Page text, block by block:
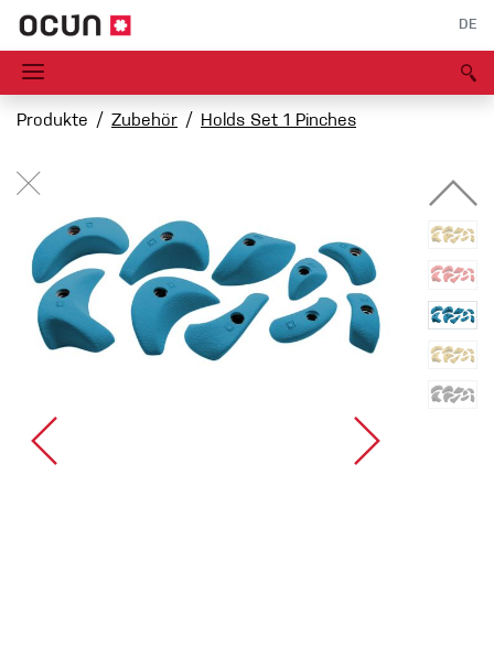
DE
Produkte Zubehör Holds Set 1 Pinches